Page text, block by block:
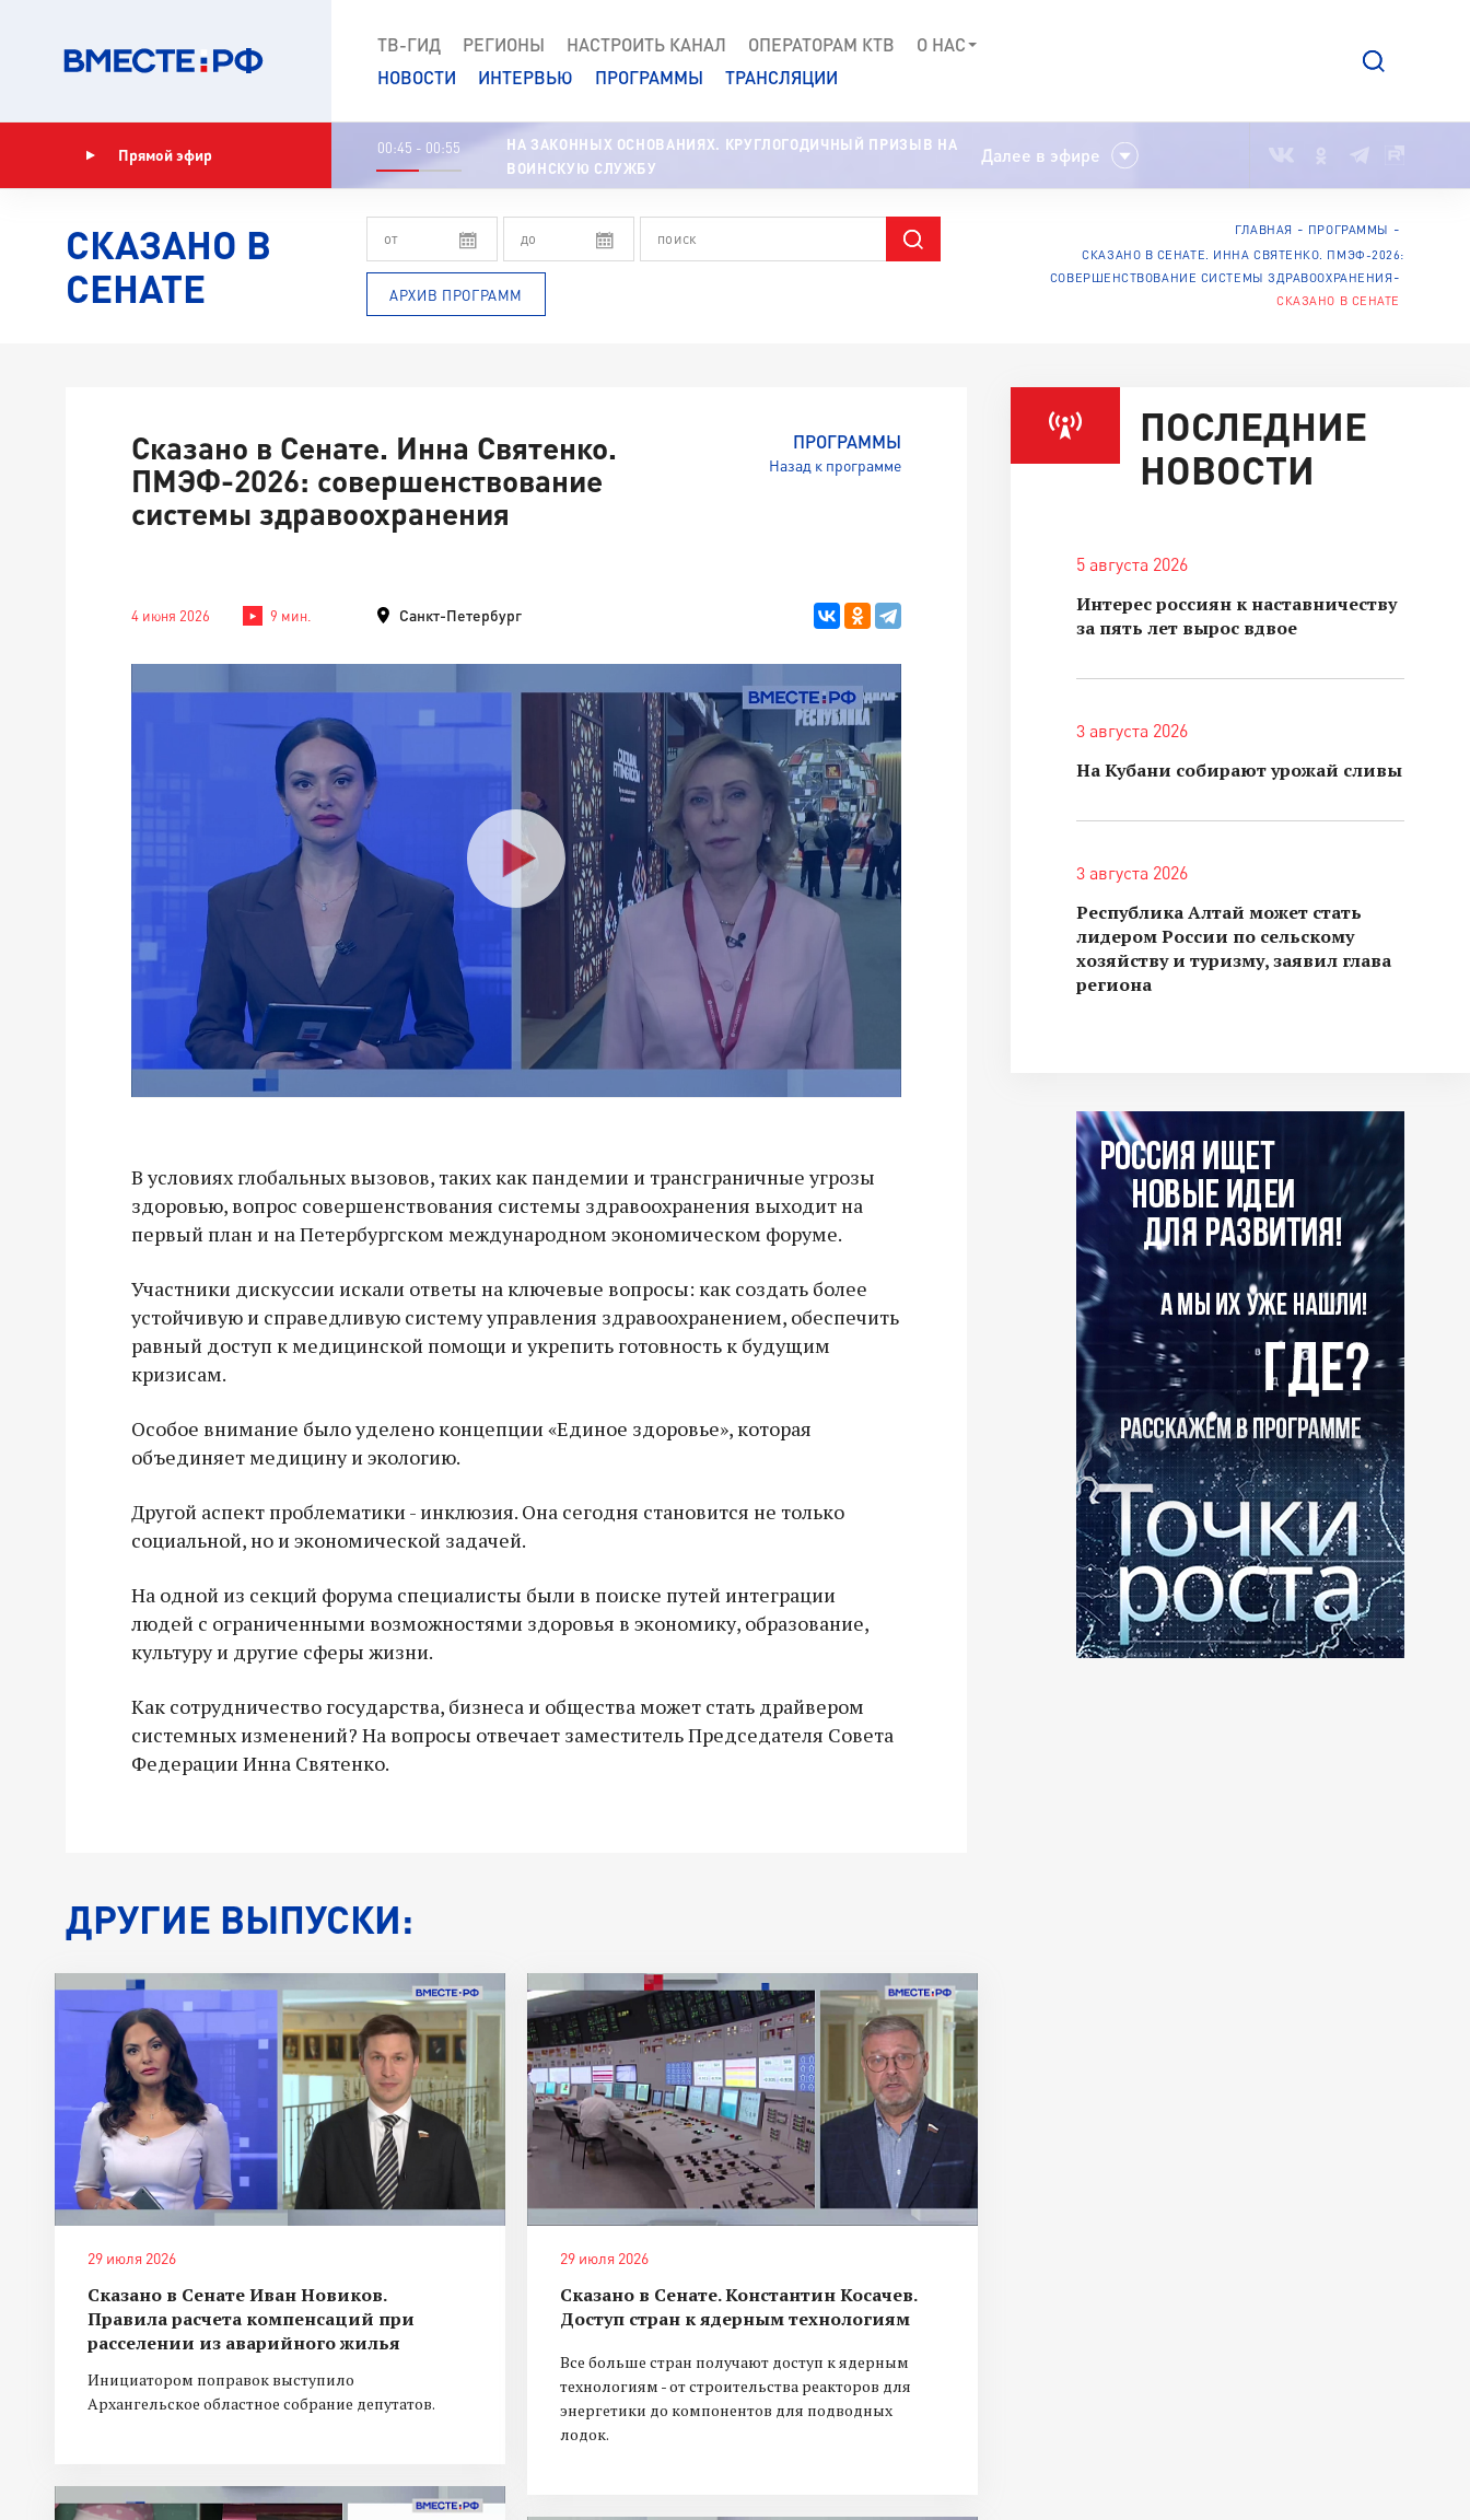
ТВ-ГИД РЕГИОНЫ НАСТРОИТЬ КАНАЛ ОПЕРАТОРАМ КТВ
О НАС
НОВОСТИ
ИНТЕРВЬЮ ПРОГРАММЫ ТРАНСЛЯЦИИ
Прямой эфир 00:45 - 00:55
НА ЗАКОННЫХ ОСНОВАНИЯХ. КРУГЛОГОДИЧНЫЙ ПРИЗЫВ НА
ВОИНСКУЮ СЛУЖБУ
Далее в эфире
СКАЗАНО В
СЕНАТЕ
АРХИВ ПРОГРАММ
ГЛАВНАЯ
ПРОГРАММЫ
СКАЗАНО В СЕНАТЕ. ИННА СВЯТЕНКО. ПМЭФ-2026:
СОВЕРШЕНСТВОВАНИЕ СИСТЕМЫ ЗДРАВООХРАНЕНИЯ
СКАЗАНО В СЕНАТЕ
ПРОГРАММЫ
Назад к программе
Сказано в Сенате. Инна Святенко.
ПМЭФ-2026: совершенствование
системы здравоохранения
4 июня 2026 9 мин. Санкт-Петербург
В условиях глобальных вызовов, таких как пандемии и трансграничные угрозы
здоровью, вопрос совершенствования системы здравоохранения выходит на
первый план и на Петербургском международном экономическом форуме.
Участники дискуссии искали ответы на ключевые вопросы: как создать более
устойчивую и справедливую систему управления здравоохранением, обеспечить
равный доступ к медицинской помощи и укрепить готовность к будущим
кризисам.
Особое внимание было уделено концепции «Единое здоровье», которая
объединяет медицину и экологию.
Другой аспект проблематики - инклюзия. Она сегодня становится не только
социальной, но и экономической задачей.
На одной из секций форума специалисты были в поиске путей интеграции
людей с ограниченными возможностями здоровья в экономику, образование,
культуру и другие сферы жизни.
Как сотрудничество государства, бизнеса и общества может стать драйвером
системных изменений? На вопросы отвечает заместитель Председателя Совета
Федерации Инна Святенко.
ДРУГИЕ ВЫПУСКИ:
29 июля 2026
Сказано в Сенате Иван Новиков.
Правила расчета компенсаций при
расселении из аварийного жилья
Инициатором поправок выступило
Архангельское областное собрание депутатов.
29 июля 2026
Сказано в Сенате. Константин Косачев.
Доступ стран к ядерным технологиям
Все больше стран получают доступ к ядерным
технологиям - от строительства реакторов для
энергетики до компонентов для подводных
лодок.
ПОСЛЕДНИЕ
НОВОСТИ
5 августа 2026
Интерес россиян к наставничеству
за пять лет вырос вдвое
3 августа 2026
На Кубани собирают урожай сливы
3 августа 2026
Республика Алтай может стать
лидером России по сельскому
хозяйству и туризму, заявил глава
региона